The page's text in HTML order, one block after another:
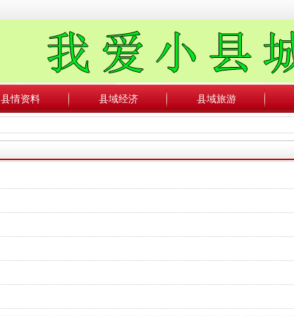
县情资料 县域经济 县域旅游